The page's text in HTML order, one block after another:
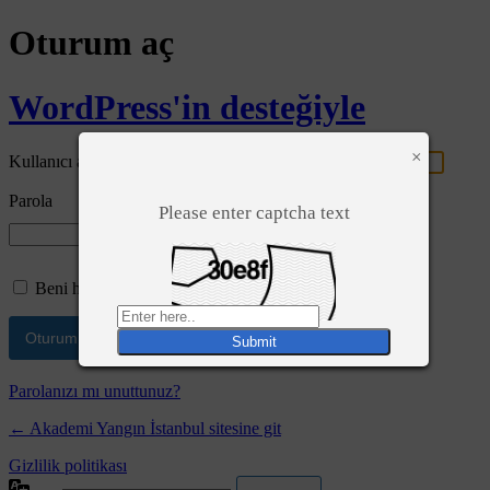
×
Please enter captcha text
Oturum aç
WordPress'in desteğiyle
Kullanıcı adı ya da e-posta adresi
Parola
Beni hatırla
Parolanızı mı unuttunuz?
← Akademi Yangın İstanbul sitesine git
Gizlilik politikası